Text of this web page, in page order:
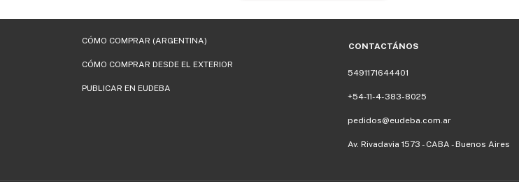
CÓMO COMPRAR (ARGENTINA)
CÓMO COMPRAR DESDE EL EXTERIOR
PUBLICAR EN EUDEBA
CONTACTÁNOS
5491171644401
+54-11-4-383-8025
pedidos@eudeba.com.ar
Av. Rivadavia 1573 - CABA - Buenos Aires